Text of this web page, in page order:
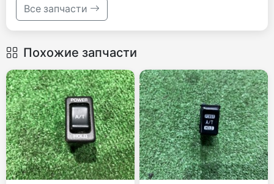
Все запчасти
Похожие запчасти